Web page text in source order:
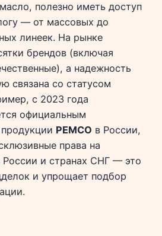
полезно иметь доступ
— от массовых до
линеек. На рынке
брендов (включая
а надежность
связана со статусом
с 2023 года
официальным
PEMCO в России,
права на
России и странах СНГ — это
и упрощает подбор